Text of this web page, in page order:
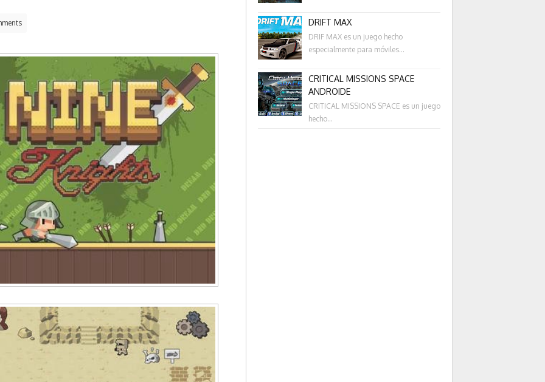
DRIFT MAX
DRIF MAX es un juego hecho
especialmente para móviles...
CRITICAL MISSIONS SPACE
ANDROIDE
CRITICAL MISSIONS SPACE es un juego
hecho...